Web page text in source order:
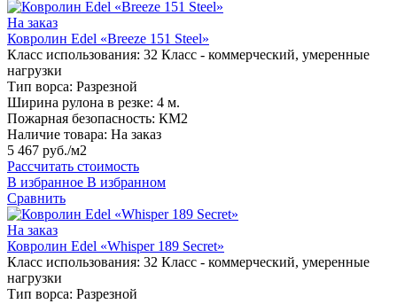
На заказ
Ковролин Edel «Breeze 151 Steel»
Класс использования: 32 Класс - коммерческий, умеренные
нагрузки
Тип ворса: Разрезной
Ширина рулона в резке: 4 м.
Пожарная безопасность: КМ2
Наличие товара: На заказ
5 467 руб./м2
Рассчитать стоимость
В избранное В избранном
Сравнить
На заказ
Ковролин Edel «Whisper 189 Secret»
Класс использования: 32 Класс - коммерческий, умеренные
нагрузки
Тип ворса: Разрезной